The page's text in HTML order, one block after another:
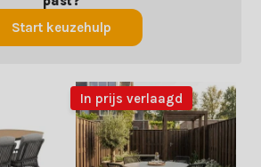
Start keuzehulp
In prijs verlaagd